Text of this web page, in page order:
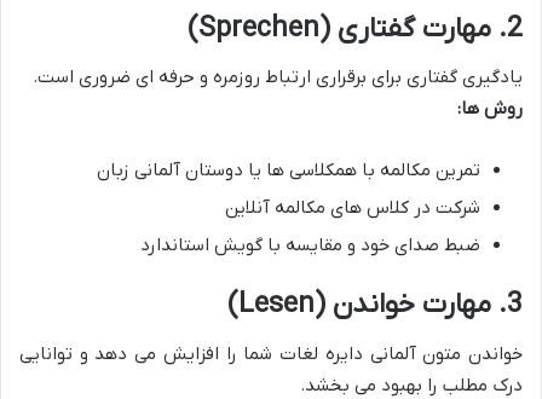
2. مهارت گفتاری (Sprechen)
یادگیری گفتاری برای برقراری ارتباط روزمره و حرفه ای ضروری است.
روش ها:
تمرین مکالمه با همکلاسی ها یا دوستان آلمانی زبان
شرکت در کلاس های مکالمه آنلاین
ضبط صدای خود و مقایسه با گویش استاندارد
3. مهارت خواندن (Lesen)
خواندن متون آلمانی دایره لغات شما را افزایش می دهد و توانایی
درک مطلب را بهبود می بخشد.